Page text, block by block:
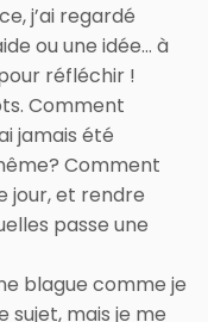
j’ai regardé
ou une idée… à
réfléchir !
Comment
jamais été
Comment
jour, et rendre
passe une
blague comme je
sujet, mais je me